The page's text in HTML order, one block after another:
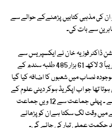
کی مذہبی کتابیں پڑھنےکے حوالے سے
سے بات کی۔
ڈاکٹر فوزیہ خان نے ایکسپریس سے
بات کرتے ہوئے کہا دوسرے مذاہب کے تقریباً 3 لاکھ 61 ہزار 485 طلبہ سندھ کے
نصاب میں شعبوں کا اضافہ کیا گیا
تھا جو اب اپگریڈ ہوکر دینی علوم کے
نام سے ہے جس میں تمام مذاہبِ کا مواد ہے ۔ پہلی جماعت سے 12 ویں جماعت
وقت لگ سکتا ہےان کو پڑھانے
حکمت عملی تیار کی جائے گی۔